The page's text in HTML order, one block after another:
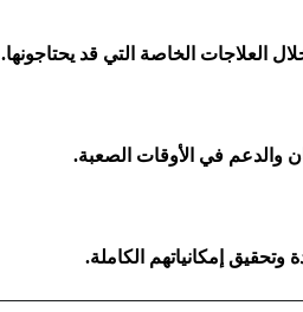
العلاجات الخاصة التي قد يحتاجونها.
والدعم في الأوقات الصعبة.
إمكانياتهم الكاملة.